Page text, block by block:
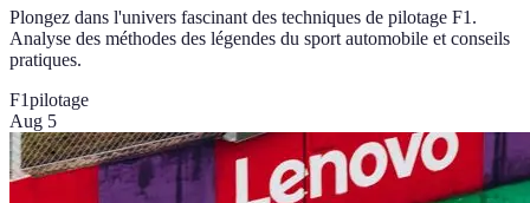
Plongez dans l'univers fascinant des techniques de pilotage F1.
Analyse des méthodes des légendes du sport automobile et conseils
pratiques.
F1pilotage
Aug 5